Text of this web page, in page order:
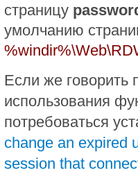
страницу
умолчанию
Если же говорить
использования
потребоваться
change an expired
session that